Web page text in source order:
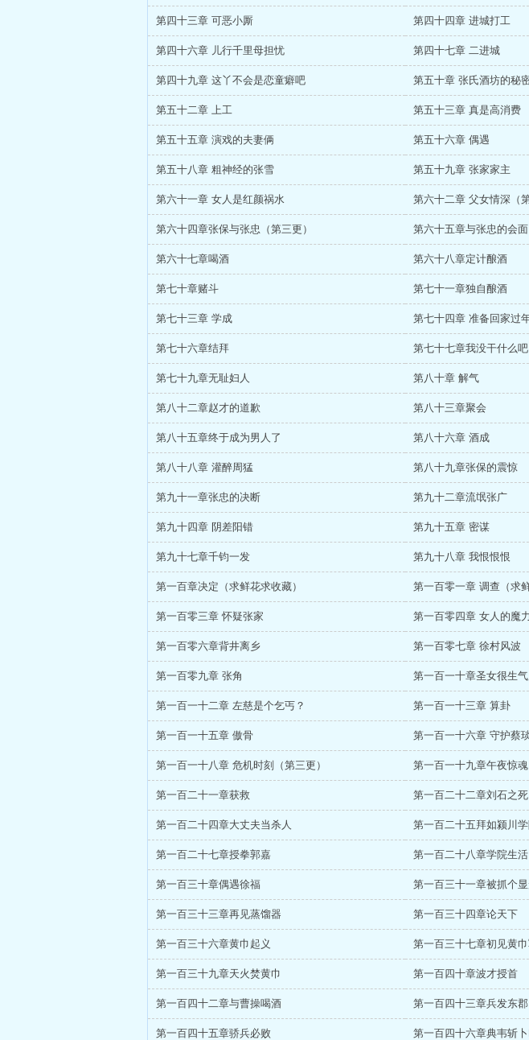
第四十三章 可恶小厮 第四十四章 进城打工
第四十六章 儿行千里母担忧 第四十七章 二进城
第四十九章 这丫不会是恋童癖吧 第五十章 张氏酒坊的秘
第五十二章 上工 第五十三章 真是高消费
第五十五章 演戏的夫妻俩 第五十六章 偶遇
第五十八章 粗神经的张雪 第五十九章 张家家主
第六十一章 女人是红颜祸水 第六十二章 父女情深（第
第六十四章张保与张忠（第三更） 第六十五章与张忠的会面
第六十七章喝酒 第六十八章定计酿酒
第七十章赌斗 第七十一章独自酿酒
第七十三章 学成 第七十四章 准备回家过
第七十六章结拜 第七十七章我没干什么吧
第七十九章无耻妇人 第八十章 解气
第八十二章赵才的道歉 第八十三章聚会
第八十五章终于成为男人了 第八十六章 酒成
第八十八章 灌醉周猛 第八十九章张保的震惊
第九十一章张忠的决断 第九十二章流氓张广
第九十四章 阴差阳错 第九十五章 密谋
第九十七章千钧一发 第九十八章 我恨恨恨
第一百章决定（求鲜花求收藏） 第一百零一章 调查（求
第一百零三章 怀疑张家 第一百零四章 女人的魔力
第一百零六章背井离乡 第一百零七章 徐村风波
第一百零九章 张角 第一百一十章圣女很生
第一百一十二章 左慈是个乞丐？ 第一百一十三章 算卦
第一百一十五章 傲骨 第一百一十六章 守护蔡
第一百一十八章 危机时刻（第三更） 第一百一十九章午夜惊魂
第一百二十一章获救 第一百二十二章刘石之死
第一百二十四章大丈夫当杀人 第一百二十五拜如颍川
第一百二十七章授拳郭嘉 第一百二十八章学院生活
第一百三十章偶遇徐福 第一百三十一章被抓个
第一百三十三章再见蒸馏器 第一百三十四章论天下
第一百三十六章黄巾起义 第一百三十七章初见黄
第一百三十九章天火焚黄巾 第一百四十章波才授首
第一百四十二章与曹操喝酒 第一百四十三章兵发东郡
第一百四十五章骄兵必败 第一百四十六章典韦斩